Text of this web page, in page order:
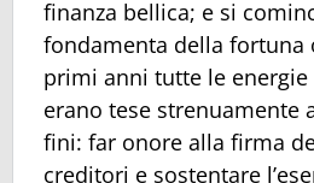
finanza bellica; e si
fondamenta della fortuna
primi anni tutte le
erano tese strenuamente
fini: far onore alla firma
creditori e sostentare